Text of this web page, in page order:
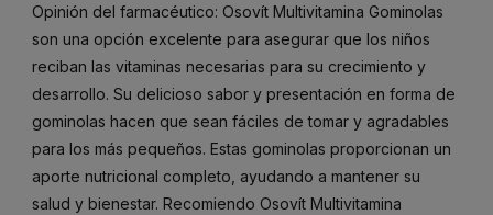
Opinión del farmacéutico: Osovít Multivitamina Gominolas
son una opción excelente para asegurar que los niños
reciban las vitaminas necesarias para su crecimiento y
desarrollo. Su delicioso sabor y presentación en forma de
gominolas hacen que sean fáciles de tomar y agradables
para los más pequeños. Estas gominolas proporcionan un
aporte nutricional completo, ayudando a mantener su
salud y bienestar. Recomiendo Osovít Multivitamina